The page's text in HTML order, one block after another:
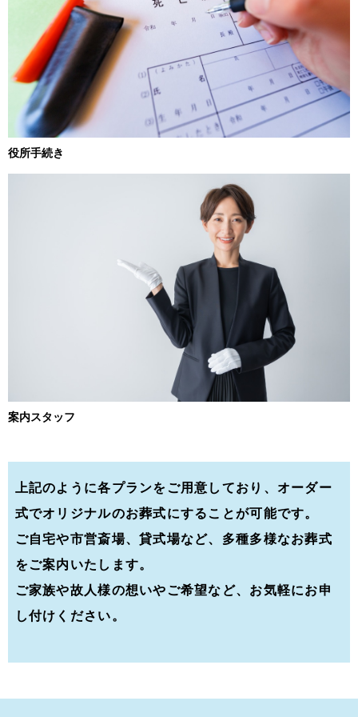
役所手続き
案内スタッフ
上記のように各プランをご用意しており、 オーダー
式でオリジナルのお葬式にすることが可能です。
ご自宅や市営斎場、貸式場など、多種多様なお葬式
をご案内いたします。
ご家族や故人様の想いやご希望など、お気軽にお申
し付けください。